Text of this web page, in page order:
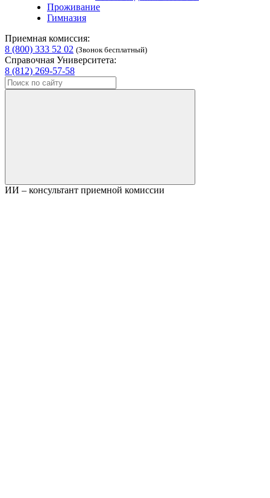
Проживание
Гимназия
Приемная комиссия:
8 (800) 333 52 02 (Звонок бесплатный)
Справочная Университета:
8 (812) 269-57-58
ИИ – консультант приемной комиссии